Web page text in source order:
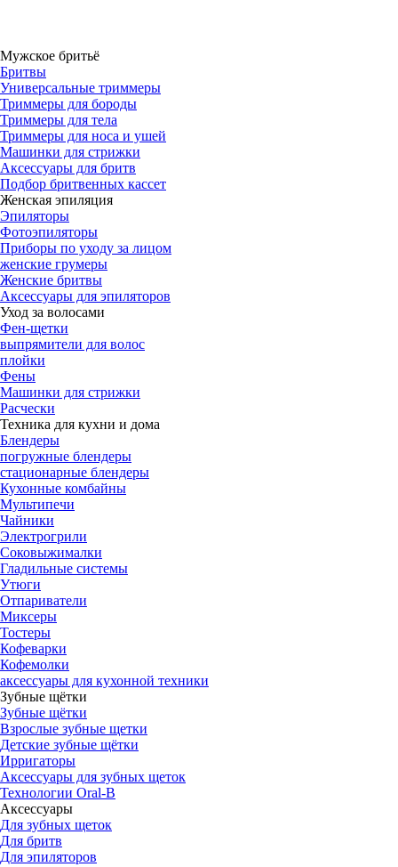
Мужское бритьё
Бритвы
Универсальные триммеры
Триммеры для бороды
Триммеры для тела
Триммеры для носа и ушей
Машинки для стрижки
Аксессуары для бритв
Подбор бритвенных кассет
Женская эпиляция
Эпиляторы
Фотоэпиляторы
Приборы по уходу за лицом
женские грумеры
Женские бритвы
Аксессуары для эпиляторов
Уход за волосами
Фен-щетки
выпрямители для волос
плойки
Фены
Машинки для стрижки
Расчески
Техника для кухни и дома
Блендеры
погружные блендеры
стационарные блендеры
Кухонные комбайны
Мультипечи
Чайники
Электрогрили
Соковыжималки
Гладильные системы
Утюги
Отпариватели
Миксеры
Тостеры
Кофеварки
Кофемолки
аксессуары для кухонной техники
Зубные щётки
Зубные щётки
Взрослые зубные щетки
Детские зубные щётки
Ирригаторы
Аксессуары для зубных щеток
Технологии Oral-B
Аксессуары
Для зубных щеток
Для бритв
Для эпиляторов